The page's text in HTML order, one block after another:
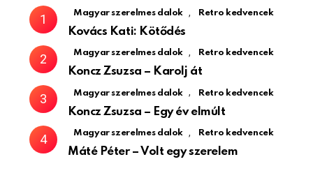
Magyar szerelmes dalok , Retro kedvencek
Kovács Kati: Kötődés
Magyar szerelmes dalok , Retro kedvencek
Koncz Zsuzsa – Karolj át
Magyar szerelmes dalok , Retro kedvencek
Koncz Zsuzsa – Egy év elmúlt
Magyar szerelmes dalok , Retro kedvencek
Máté Péter – Volt egy szerelem